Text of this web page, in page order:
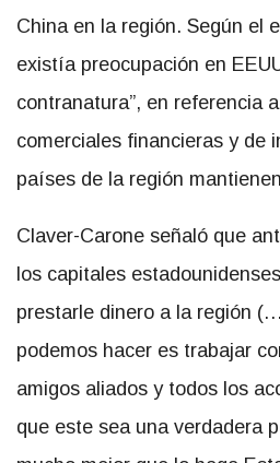
China en la región. Según el
existía preocupación en
contranatura”, en referencia
comerciales financieras y de
países de la región
Claver-Carone señaló que
los capitales
prestarle dinero a la región
podemos hacer es trabajar
amigos aliados y todos los
que este sea una verdadera